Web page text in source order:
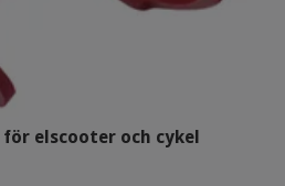
elscooter och cykel